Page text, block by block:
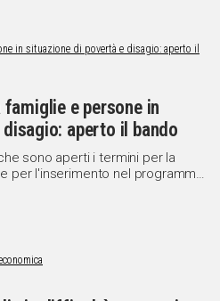
e persone in
aperto il bando
sono aperti i termini per la
per l'inserimento nel programma
a famiglie e persone in
per l'anno 2015.